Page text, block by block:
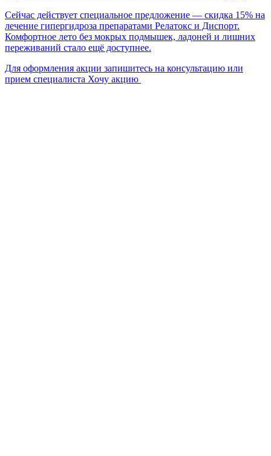
Сейчас действует специальное предложение — скидка 15% на
лечение гипергидроза препаратами Релатокс и Диспорт.
Комфортное лето без мокрых подмышек, ладоней и лишних
переживаний стало ещё доступнее.
Для оформления акции запишитесь на консультацию или
прием специалиста Хочу акцию